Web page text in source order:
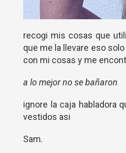
recogi mis cosas que
que me la llevare eso
con mi cosas y me
a lo mejor no se bañaron
ignore la caja habladora
vestidos asi
Sam.